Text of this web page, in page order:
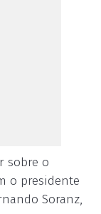
sobre o
o presidente
Soranz,